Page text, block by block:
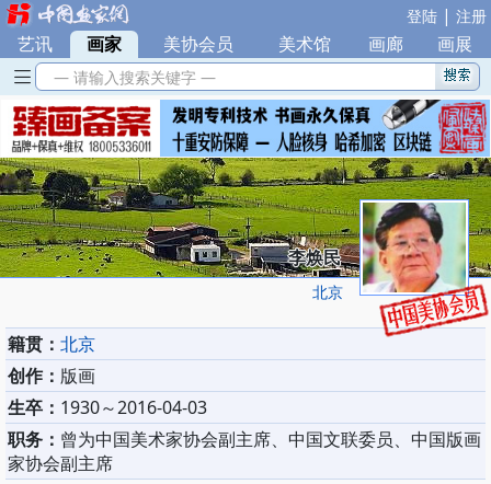
登陆 | 注册
艺讯 | 画家 美协会员 美术馆 画廊 画展
— 请输入搜索关键字 —
李焕民
北京
籍贯： 北京
创作： 版画
生卒： 1930～2016-04-03
职务： 曾为中国美术家协会副主席、中国文联委员、中国版画
家协会副主席